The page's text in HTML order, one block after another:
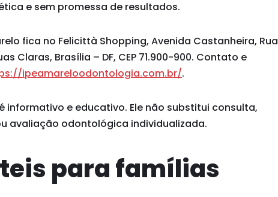
e sem promessa de resultados.
fica no Felicittà Shopping, Avenida Castanheira, Rua
Claras, Brasília – DF, CEP 71.900-900. Contato e
ipeamareloodontologia.com.br/.
informativo e educativo. Ele não substitui consulta,
avaliação odontológica individualizada.
para famílias